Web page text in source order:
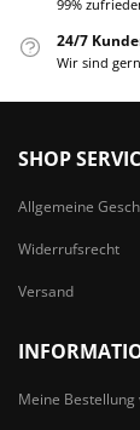
99%
24/7
Wir sind
SHOP
Allgemeine
Widerrufsrecht
Versand
Meine